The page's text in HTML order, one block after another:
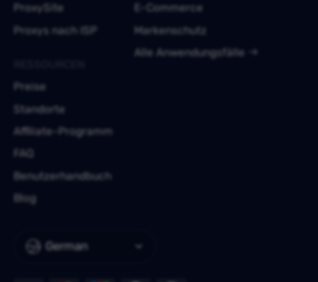
German
ProxySite
Proxys nach ISP
E-Commerce
Markenschutz
Alle Anwendungsfälle
Preise
Standorte
Affiliate-Programm
FAQ
Benutzerhandbuch
Blog